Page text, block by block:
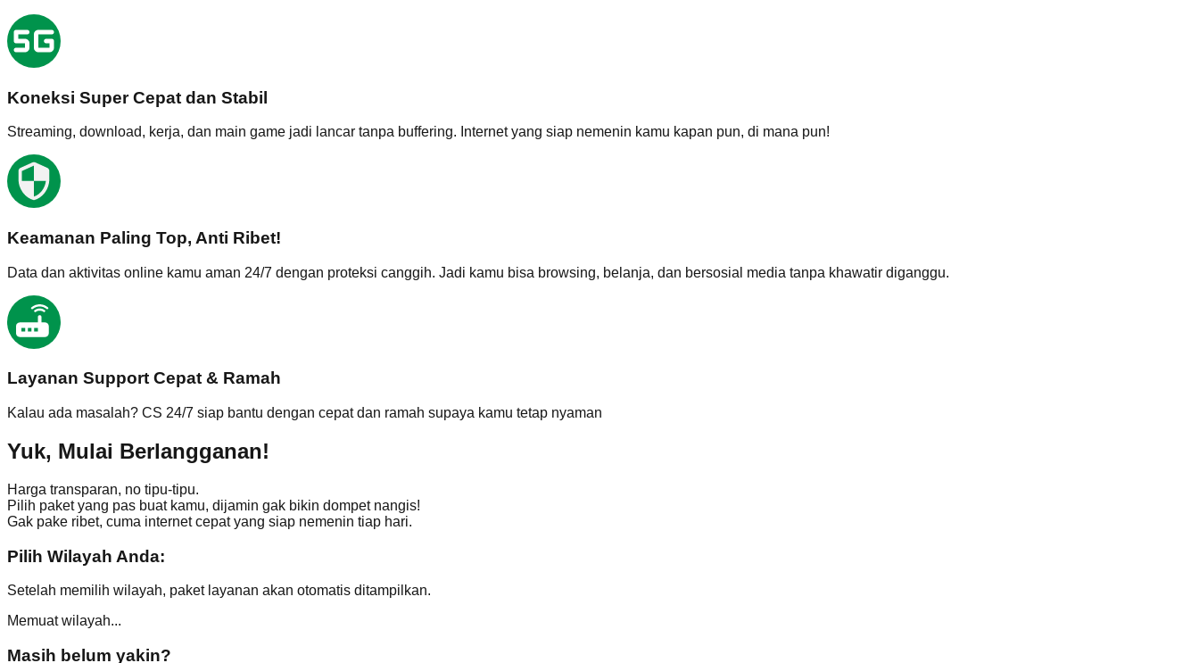
Koneksi Super Cepat dan Stabil
Streaming, download, kerja, dan main game jadi lancar tanpa buffering. Internet yang siap nemenin kamu kapan pun, di mana pun!
Keamanan Paling Top, Anti Ribet!
Data dan aktivitas online kamu aman 24/7 dengan proteksi canggih. Jadi kamu bisa browsing, belanja, dan bersosial media tanpa khawatir diganggu.
Layanan Support Cepat & Ramah
Kalau ada masalah? CS 24/7 siap bantu dengan cepat dan ramah supaya kamu tetap nyaman
Yuk, Mulai Berlangganan!
Harga transparan, no tipu-tipu.
Pilih paket yang pas buat kamu, dijamin gak bikin dompet nangis!
Gak pake ribet, cuma internet cepat yang siap nemenin tiap hari.
Pilih Wilayah Anda:
Setelah memilih wilayah, paket layanan akan otomatis ditampilkan.
Memuat wilayah...
Masih belum yakin?